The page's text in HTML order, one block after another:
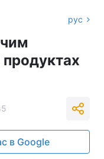
рус
в Google